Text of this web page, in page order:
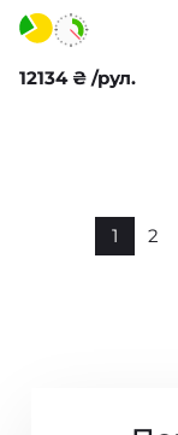
Queen
12134 ₴ /рул.
1 2